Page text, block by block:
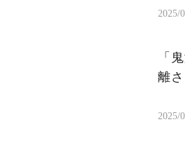
2025/
「
離
2025/